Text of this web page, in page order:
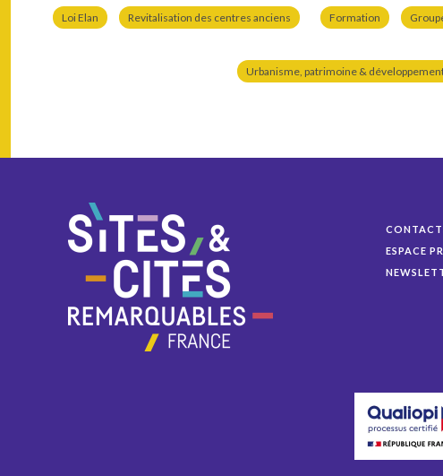
Loi Elan Revitalisation des centres anciens Formation
Urbanisme, patrimoine &
ESPACE